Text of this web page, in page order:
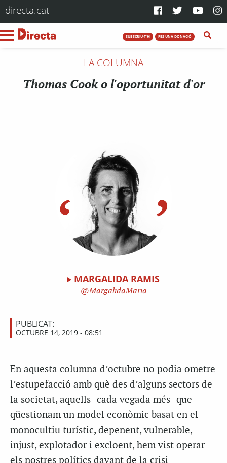
directa.cat
SUBSCRIU-T'HI FES UNA DONACIÓ
LA COLUMNA
Thomas Cook o l'oportunitat d'or
MARGALIDA RAMIS
MargalidaMaria
PUBLICAT:
OCTUBRE 14, 2019 - 08:51
En aquesta columna d’octubre no podia ometre
l’estupefacció amb què des d’alguns sectors de
la societat, aquells -cada vegada més- que
qüestionam un model econòmic basat en el
monocultiu turístic, depenent, vulnerable,
injust, explotador i excloent, hem vist operar